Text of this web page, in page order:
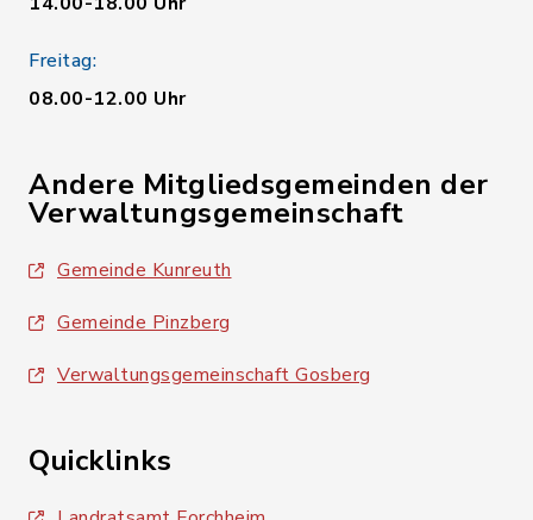
Freitag:
08.00-12.00 Uhr
Andere Mitgliedsgemeinden der
Verwaltungsgemeinschaft
Gemeinde Kunreuth
Gemeinde Pinzberg
Verwaltungsgemeinschaft Gosberg
Quicklinks